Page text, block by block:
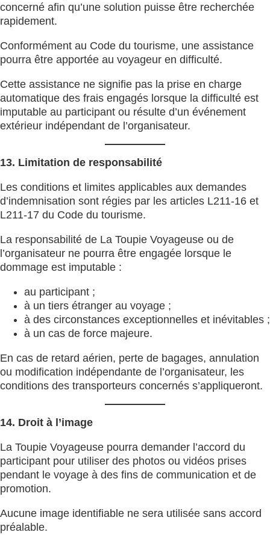
concerné afin qu’une solution puisse être recherchée
rapidement.
Conformément au Code du tourisme, une assistance
pourra être apportée au voyageur en difficulté.
Cette assistance ne signifie pas la prise en charge
automatique des frais engagés lorsque la difficulté est
imputable au participant ou résulte d’un événement
extérieur indépendant de l’organisateur.
13. Limitation de responsabilité
Les conditions et limites applicables aux demandes
d’indemnisation sont régies par les articles L211-16 et
L211-17 du Code du tourisme.
La responsabilité de La Toupie Voyageuse ou de
l’organisateur ne pourra être engagée lorsque le
dommage est imputable :
au participant ;
à un tiers étranger au voyage ;
à des circonstances exceptionnelles et inévitables ;
à un cas de force majeure.
En cas de retard aérien, perte de bagages, annulation
ou modification indépendante de l’organisateur, les
conditions des transporteurs concernés s’appliqueront.
14. Droit à l’image
La Toupie Voyageuse pourra demander l’accord du
participant pour utiliser des photos ou vidéos prises
pendant le voyage à des fins de communication et de
promotion.
Aucune image identifiable ne sera utilisée sans accord
préalable.